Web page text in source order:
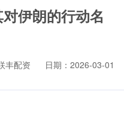
伊朗的行动名
丰配资
日期：2026-03-01